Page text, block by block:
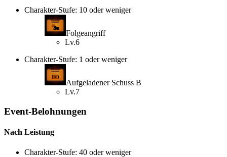
Charakter-Stufe: 10 oder weniger
Folgeangriff
Lv.6
Charakter-Stufe: 1 oder weniger
Aufgeladener Schuss B
Lv.7
Event-Belohnungen
Nach Leistung
Charakter-Stufe: 40 oder weniger